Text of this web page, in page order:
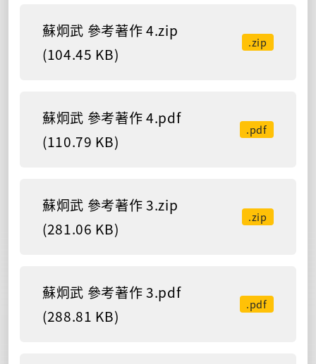
蘇炯武 參考著作 4.zip
(104.45 KB)
.zip
蘇炯武 參考著作 4.pdf
(110.79 KB)
.pdf
蘇炯武 參考著作 3.zip
(281.06 KB)
.zip
蘇炯武 參考著作 3.pdf
(288.81 KB)
.pdf